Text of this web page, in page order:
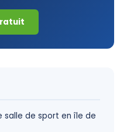
salle de sport en île de